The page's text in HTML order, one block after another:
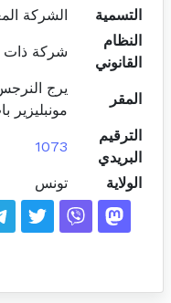
التسمية
الشركة
النظام
القانوني
شركة ذات
المقر
مونبليزير
الترقيم
البريدي
1073
الولاية تونس